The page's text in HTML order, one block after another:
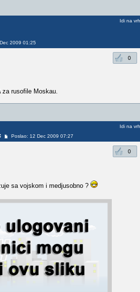
2009 01:25
Idi na vrh
0
za rusofile Moskau.
Poslao: 12 Dec 2009 07:27
Idi na vrh
0
sa vojskom i medjusobno ?